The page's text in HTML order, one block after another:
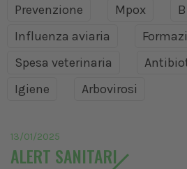
Prevenzione
Mpox
Influenza aviaria
Spesa veterinaria
Igiene
Arbovirosi
13/01/2025
ALERT SANITARI